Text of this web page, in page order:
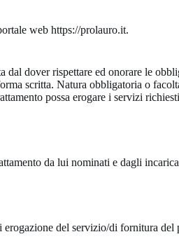
web https://prolauro.it.
dover rispettare ed onorare le
scritta. Natura obbligatoria o
possa erogare i servizi
da lui nominati e dagli
del servizio/di fornitura